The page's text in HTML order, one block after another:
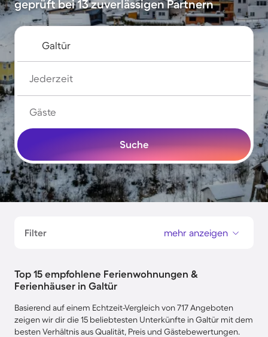
geprüft bei 13 zuverlässigen Partnern
Jederzeit
Gäste
Suche
Filter mehr anzeigen
Top 15 empfohlene Ferienwohnungen &
Ferienhäuser in Galtür
Basierend auf einem Echtzeit-Vergleich von 717 Angeboten
zeigen wir dir die 15 beliebtesten Unterkünfte in Galtür mit dem
besten Verhältnis aus Qualität, Preis und Gästebewertungen.